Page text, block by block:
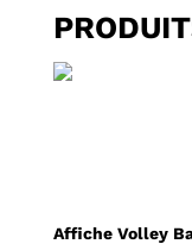
Affiche Volley